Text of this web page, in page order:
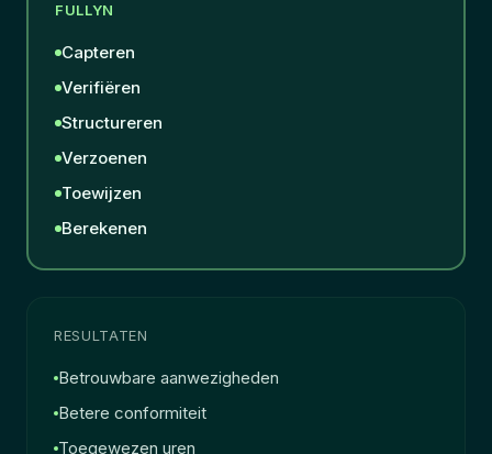
FULLYN
Capteren
Verifiëren
Structureren
Verzoenen
Toewijzen
Berekenen
RESULTATEN
Betrouwbare aanwezigheden
Betere conformiteit
Toegewezen uren